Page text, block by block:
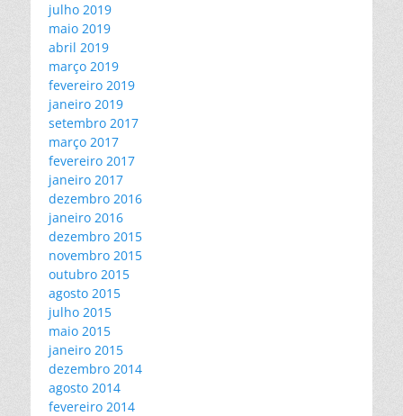
julho 2019
maio 2019
abril 2019
março 2019
fevereiro 2019
janeiro 2019
setembro 2017
março 2017
fevereiro 2017
janeiro 2017
dezembro 2016
janeiro 2016
dezembro 2015
novembro 2015
outubro 2015
agosto 2015
julho 2015
maio 2015
janeiro 2015
dezembro 2014
agosto 2014
fevereiro 2014